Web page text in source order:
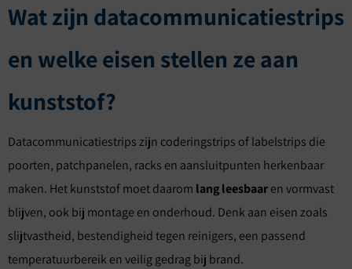
Wat zijn datacommunicatiestrips
en welke eisen stellen ze aan
kunststof?
Datacommunicatiestrips zijn coderingstrips of labelstrips die
poorten, patchpanelen, racks en aansluitpunten herkenbaar
maken. Het kunststof moet daarom lang leesbaaren vormvast
blijven, ook bij montage en onderhoud. Denk aan eisen zoals
slijtvastheid, bestendigheid tegen reinigers, een passend
temperatuurbereik en veilig gedrag bij brand.